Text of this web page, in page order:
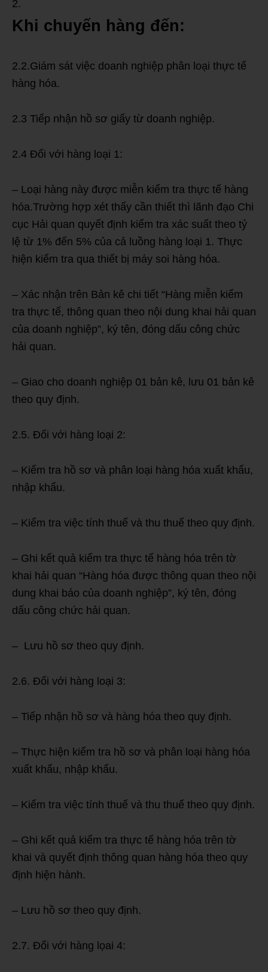
Khi chuyến hàng đến:
2.2.Giám sát việc doanh nghiệp phân loại thực tế
hàng hóa.
2.3 Tiếp nhận hồ sơ giấy từ doanh nghiệp.
2.4 Đối với hàng loại 1:
– Loại hàng này được miễn kiểm tra thực tế hàng
hóa.Trường hợp xét thấy cần thiết thì lãnh đạo Chi
cục Hải quan quyết định kiểm tra xác suất theo tỷ
lệ từ 1% đến 5% của cả luồng hàng loại 1. Thực
hiện kiểm tra qua thiết bị máy soi hàng hóa.
– Xác nhận trên Bản kê chi tiết “Hàng miễn kiểm
tra thực tế, thông quan theo nội dung khai hải quan
của doanh nghiệp”, ký tên, đóng dấu công chức
hải quan.
– Giao cho doanh nghiệp 01 bản kê, lưu 01 bản kê
theo quy định.
2.5. Đối với hàng loại 2:
– Kiểm tra hồ sơ và phân loại hàng hóa xuất khẩu,
nhập khẩu.
– Kiểm tra việc tính thuế và thu thuế theo quy định.
– Ghi kết quả kiểm tra thực tế hàng hóa trên tờ
khai hải quan “Hàng hóa được thông quan theo nội
dung khai báo của doanh nghiệp”, ký tên, đóng
dấu công chức hải quan.
– Lưu hồ sơ theo quy định.
2.6. Đối với hàng loại 3:
– Tiếp nhận hồ sơ và hàng hóa theo quy định.
– Thực hiện kiểm tra hồ sơ và phân loại hàng hóa
xuất khẩu, nhập khẩu.
– Kiểm tra việc tính thuế và thu thuế theo quy định.
– Ghi kết quả kiểm tra thực tế hàng hóa trên tờ
khai và quyết định thông quan hàng hóa theo quy
định hiện hành.
– Lưu hồ sơ theo quy định.
2.7. Đối với hàng lọai 4: